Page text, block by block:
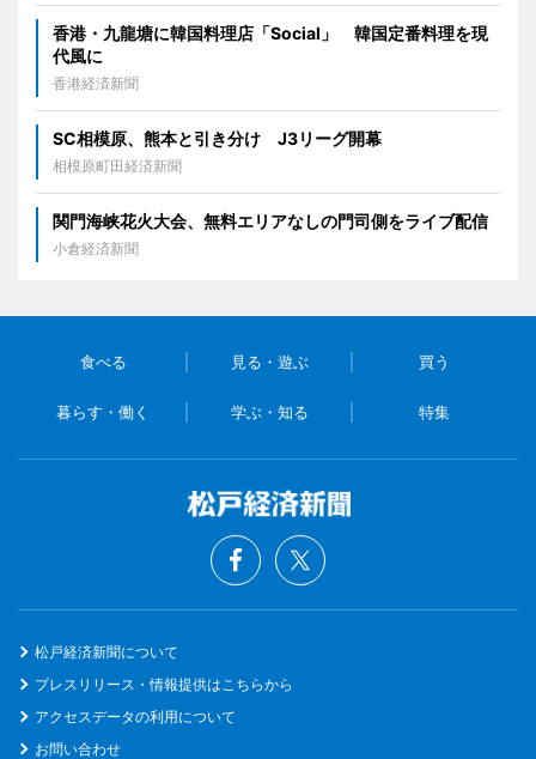
香港・九龍塘に韓国料理店「Social」 韓国定番料理を現
代風に
香港経済新聞
SC相模原、熊本と引き分け J3リーグ開幕
相模原町田経済新聞
関門海峡花火大会、無料エリアなしの門司側をライブ配信
小倉経済新聞
食べる 見る・遊ぶ 買う
暮らす・働く 学ぶ・知る 特集
松戸経済新聞について
プレスリリース・情報提供はこちらから
アクセスデータの利用について
お問い合わせ